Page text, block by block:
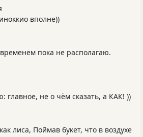
вполне))
пока не располагаю.
главное, не о чём сказать, а КАК! ))
лиса, Поймав букет, что в воздухе